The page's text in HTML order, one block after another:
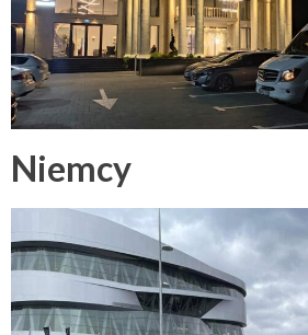
Niemcy